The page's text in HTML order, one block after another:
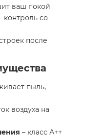
ваш покой
контроль со
после
пыль,
воздуха на
– класс А++